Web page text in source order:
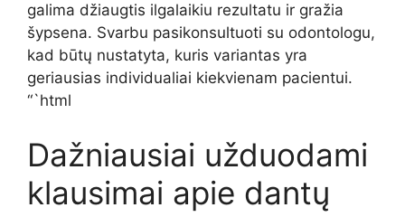
galima džiaugtis ilgalaikiu rezultatu ir gražia
šypsena. Svarbu pasikonsultuoti su odontologu,
kad būtų nustatyta, kuris variantas yra
geriausias individualiai kiekvienam pacientui.
“`html
Dažniausiai užduodami
klausimai apie dantų